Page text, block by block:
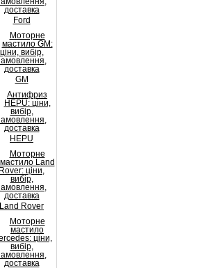
Ford
GM
HEPU
Land Rover